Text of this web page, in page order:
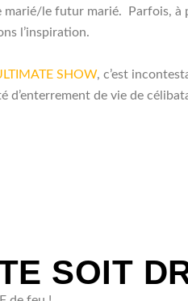
marié/le futur marié. Parfois, à
l’inspiration.
SHOW, c’est
d’enterrement de vie de
SOIT